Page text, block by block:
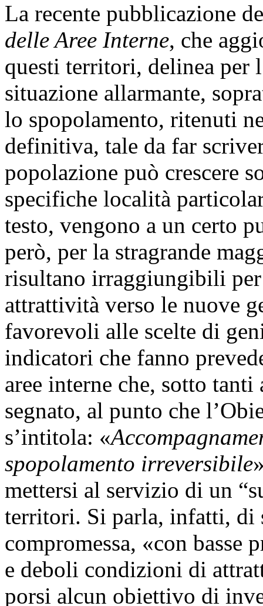
La recente pubblicazione
delle Aree Interne, che
questi territori, delinea per
situazione allarmante,
lo spopolamento, ritenuti
definitiva, tale da far
popolazione può crescere
specifiche località
testo, vengono a un certo
però, per la stragrande
risultano irraggiungibili
attrattività verso le nuove
favorevoli alle scelte di
indicatori che fanno
aree interne che, sotto
segnato, al punto che
s’intitola: «
spopolamento irreversibile
mettersi al servizio di un
territori. Si parla, infatti, di
compromessa, «con basse
e deboli condizioni di
porsi alcun obiettivo di